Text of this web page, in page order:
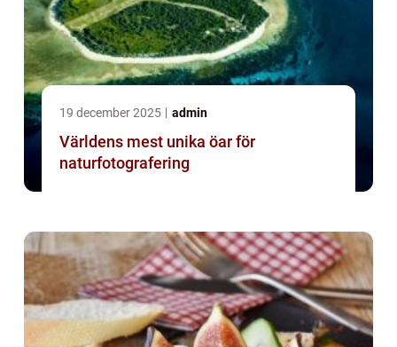
19 december 2025 admin
Världens mest unika öar för
naturfotografering